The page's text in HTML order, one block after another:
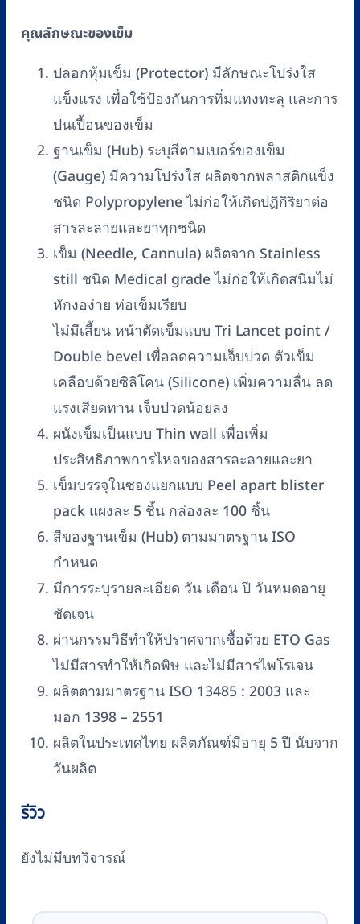
(100
กล่อง)
คุณลักษณะของเข็ม
ปลอกหุ้มเข็ม (Protector) มีลักษณะโปร่งใส
แข็งแรง เพื่อใช้ป้องกันการทิ่มแทงทะลุ และการ
ปนเปื้อนของเข็ม
ฐานเข็ม (Hub) ระบุสีตามเบอร์ของเข็ม
(Gauge) มีความโปร่งใส ผลิตจากพลาสติกแข็ง
ชนิด Polypropylene ไม่ก่อให้เกิดปฏิกิริยาต่อ
สารละลายและยาทุกชนิด
เข็ม (Needle, Cannula) ผลิตจาก Stainless
still ชนิด Medical grade ไม่ก่อให้เกิดสนิมไม่
หักงอง่าย ท่อเข็มเรียบ
ไม่มีเสี้ยน หน้าตัดเข็มแบบ Tri Lancet point /
Double bevel เพื่อลดความเจ็บปวด ตัวเข็ม
เคลือบด้วยซิลิโคน (Silicone) เพิ่มความลื่น ลด
แรงเสียดทาน เจ็บปวดน้อยลง
ผนังเข็มเป็นแบบ Thin wall เพื่อเพิ่ม
ประสิทธิภาพการไหลของสารละลายและยา
เข็มบรรจุในซองแยกแบบ Peel apart blister
pack แผงละ 5 ชิ้น กล่องละ 100 ชิ้น
สีของฐานเข็ม (Hub) ตามมาตรฐาน ISO
กำหนด
มีการระบุรายละเอียด วัน เดือน ปี วันหมดอายุ
ชัดเจน
ผ่านกรรมวิธีทำให้ปราศจากเชื้อด้วย ETO Gas
ไม่มีสารทำให้เกิดพิษ และไม่มีสารไพโรเจน
ผลิตตามมาตรฐาน ISO 13485 : 2003 และ
มอก 1398 – 2551
ผลิตในประเทศไทย ผลิตภัณฑ์มีอายุ 5 ปี นับจาก
วันผลิต
รีวิว
ยังไม่มีบทวิจารณ์